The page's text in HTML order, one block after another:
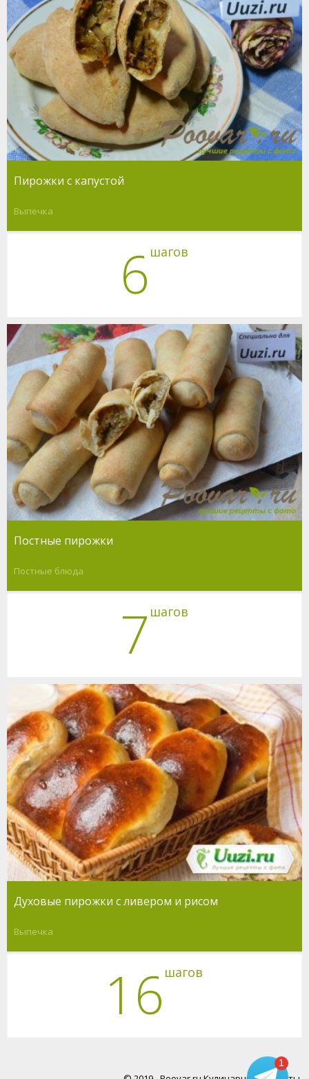
Пирожки с капустой
Выпечка
6 шагов
Постные пирожки
Постные блюда
7 шагов
Духовые пирожки с ливером и рисом
Выпечка
16 шагов
1